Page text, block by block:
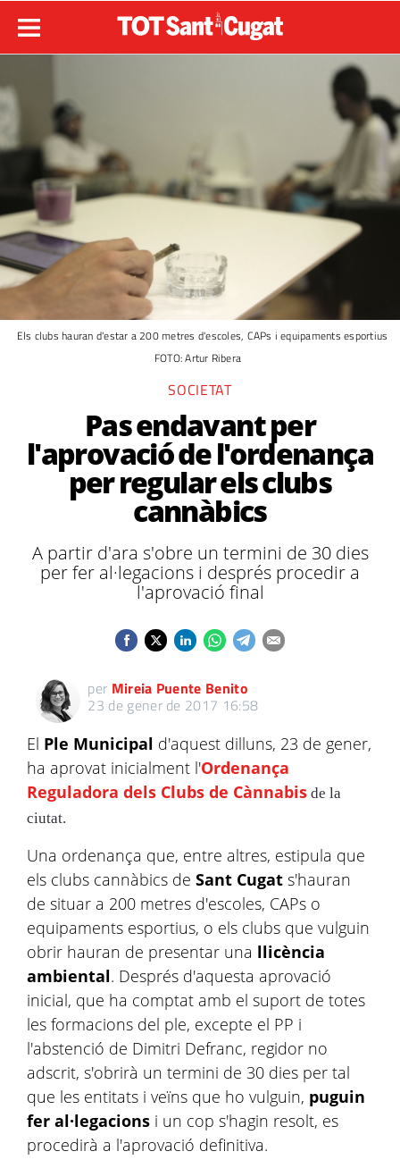
Els clubs hauran d'estar a 200 metres d'escoles, CAPs i equipaments esportius
FOTO: Artur Ribera
SOCIETAT
Pas endavant per
l'aprovació de l'ordenança
per regular els clubs
cannàbics
A partir d'ara s'obre un termini de 30 dies
per fer al·legacions i després procedir a
l'aprovació final
per Mireia Puente Benito
23 de gener de 2017 16:58
El Ple Municipal d'aquest dilluns, 23 de gener,
ha aprovat inicialment l'Ordenança
Reguladora dels Clubs de Cànnabis de la
ciutat.
Una ordenança que, entre altres, estipula que
els clubs cannàbics de Sant Cugat s'hauran
de situar a 200 metres d'escoles, CAPs o
equipaments esportius, o els clubs que vulguin
obrir hauran de presentar una llicència
ambiental. Després d'aquesta aprovació
inicial, que ha comptat amb el suport de totes
les formacions del ple, excepte el PP i
l'abstenció de Dimitri Defranc, regidor no
adscrit, s'obrirà un termini de 30 dies per tal
que les entitats i veïns que ho vulguin, puguin
fer al·legacions i un cop s'hagin resolt, es
procedirà a l'aprovació definitiva.